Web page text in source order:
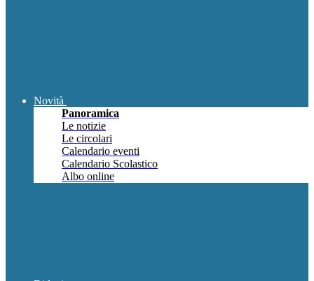
Novità
Panoramica
Le notizie
Le circolari
Calendario eventi
Calendario Scolastico
Albo online